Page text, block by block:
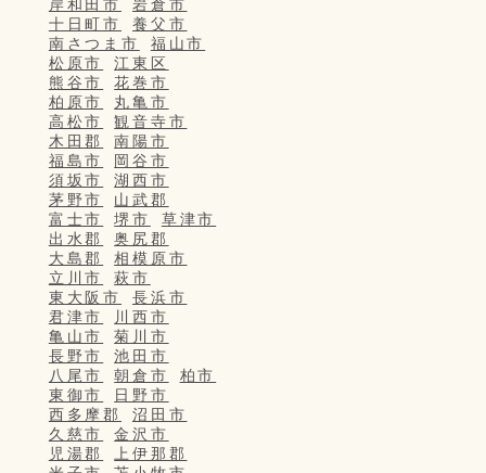
岸和田市
岩倉市
十日町市
養父市
南さつま市
福山市
松原市
江東区
熊谷市
花巻市
柏原市
丸亀市
高松市
観音寺市
木田郡
南陽市
福島市
岡谷市
須坂市
湖西市
茅野市
山武郡
富士市
堺市
草津市
出水郡
奥尻郡
大島郡
相模原市
立川市
萩市
東大阪市
長浜市
君津市
川西市
亀山市
菊川市
長野市
池田市
八尾市
朝倉市
柏市
東御市
日野市
西多摩郡
沼田市
久慈市
金沢市
児湯郡
上伊那郡